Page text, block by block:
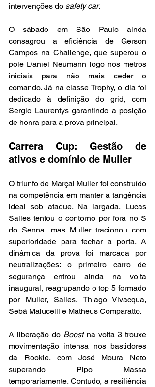
intervenções do safety car.
O sábado em São Paulo ainda
consagrou a eficiência de Gerson
Campos na Challenge, que superou o
pole Daniel Neumann logo nos metros
iniciais para não mais ceder o
comando. Já na classe Trophy, o dia foi
dedicado à definição do grid, com
Sergio Laurentys garantindo a posição
de honra para a prova principal.
Carrera Cup: Gestão de
ativos e domínio de Muller
O triunfo de Marçal Muller foi construído
na competência em manter a tangência
ideal sob ataque. Na largada, Lucas
Salles tentou o contorno por fora no S
do Senna, mas Muller tracionou com
superioridade para fechar a porta. A
dinâmica da prova foi marcada por
neutralizações: o primeiro carro de
segurança entrou ainda na volta
inaugural, reagrupando o top 5 formado
por Muller, Salles, Thiago Vivacqua,
Sebá Malucelli e Matheus Comparatto.
A liberação do Boost na volta 3 trouxe
movimentação intensa nos bastidores
da Rookie, com José Moura Neto
superando Pipo Massa
temporariamente. Contudo, a resiliência